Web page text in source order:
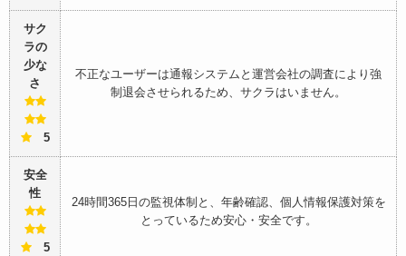
サク
ラの
少な
さ
5
不正なユーザーは通報システムと運営会社の調査により強
制退会させられるため、サクラはいません。
安全
性
5
24時間365日の監視体制と、年齢確認、個人情報保護対策を
とっているため安心・安全です。